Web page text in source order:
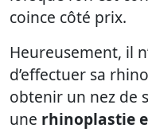
coince côté prix.
Heureusement, il
d’effectuer sa
obtenir un nez de
une rhinoplastie